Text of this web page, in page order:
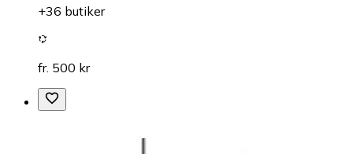
+36 butiker
fr. 500 kr